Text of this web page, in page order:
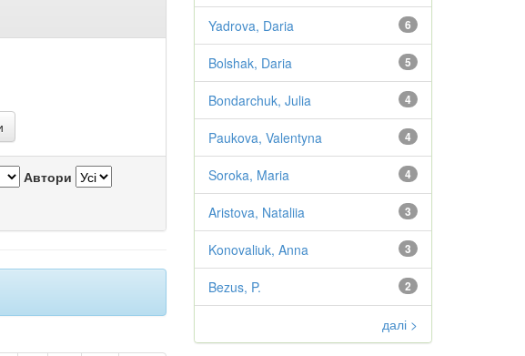
Автори
6
Yadrova, Daria
5
Bolshak, Daria
4
Bondarchuk, Julia
4
Paukova, Valentyna
4
Soroka, Maria
3
Aristova, Nataliia
3
Konovaliuk, Anna
2
Bezus, P.
далі >